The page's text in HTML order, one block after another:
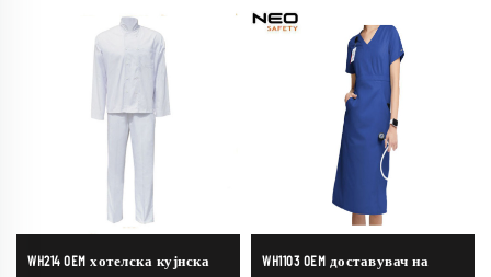
WH214 OEM хотелска кујнска
WH1103 OEM доставувач на